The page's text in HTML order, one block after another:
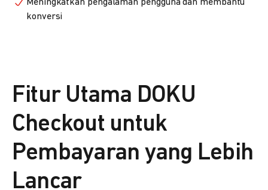
Meningkatkan pengalaman pengguna dan membantu
konversi
Fitur Utama DOKU
Checkout untuk
Pembayaran yang Lebih
Lancar